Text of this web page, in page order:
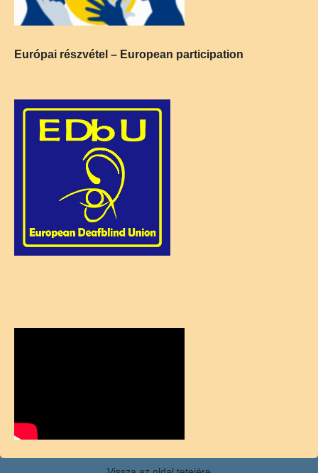
Európai részvétel – European participation